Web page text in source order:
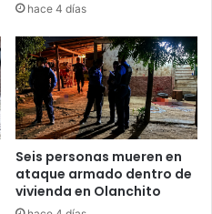
hace 4 días
Seis personas mueren en
ataque armado dentro de
vivienda en Olanchito